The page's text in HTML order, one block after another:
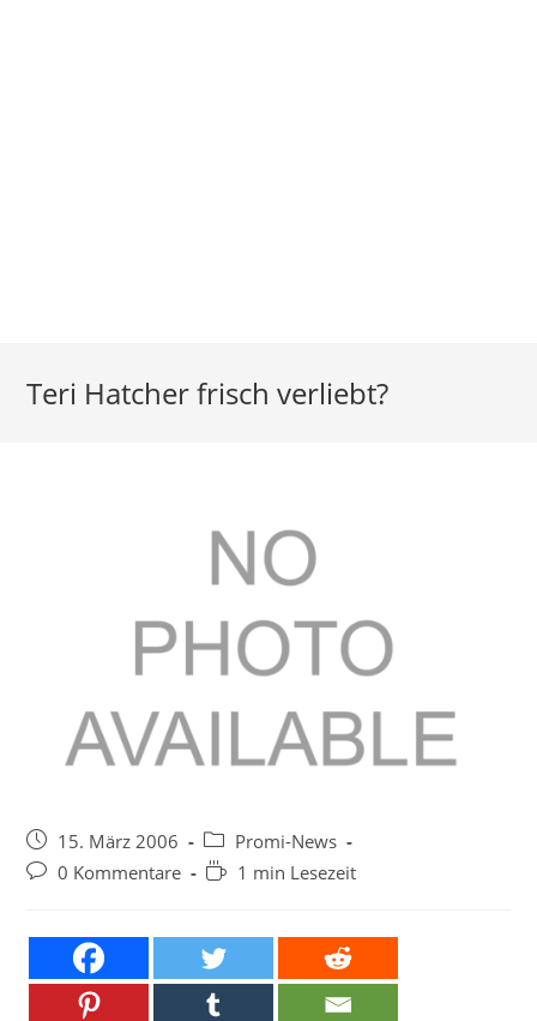
Teri Hatcher frisch verliebt?
Beitrag
veröffentlicht:
15. März 2006
Beitrags-
Kategorie:
Promi-News
Beitrags-
0 Kommentare Lesedauer:
1 min Lesezeit